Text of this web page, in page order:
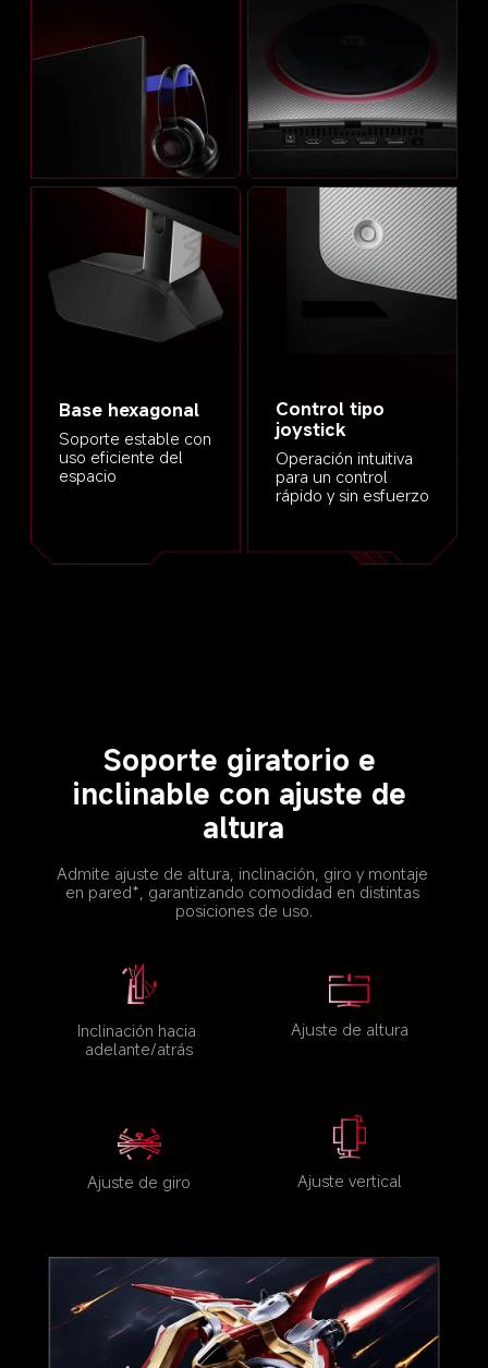
Base hexagonal
Soporte estable con
uso eficiente del
espacio
Control tipo
joystick
Operación intuitiva
para un control
rápido y sin esfuerzo
Soporte giratorio e
inclinable con ajuste de
altura
Admite ajuste de altura, inclinación, giro y montaje
en pared*, garantizando comodidad en distintas
posiciones de uso.
Inclinación hacia
adelante/atrás
Ajuste de altura
Ajuste de giro Ajuste vertical